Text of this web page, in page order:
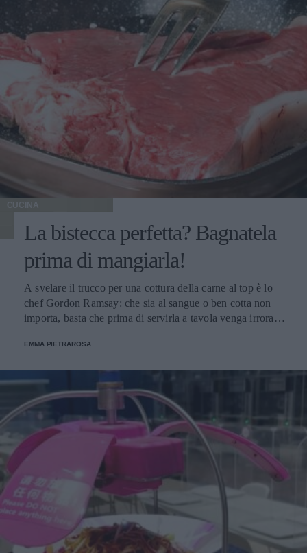
CUCINA
La bistecca perfetta? Bagnatela
prima di mangiarla!
A svelare il trucco per una cottura della carne al top è lo
chef Gordon Ramsay: che sia al sangue o ben cotta non
importa, basta che prima di servirla a tavola venga irrorata
EMMA PIETRAROSA